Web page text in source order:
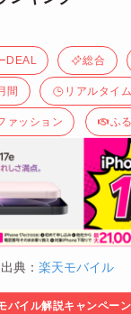
DEAL 総合
間 リアルタイム
ァッション ふ
出典： 楽天モバイル
バイル解説キャンペー